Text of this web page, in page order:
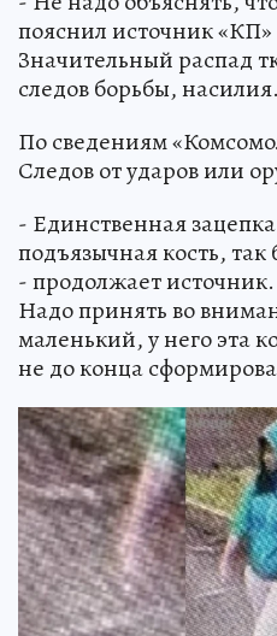
пояснил источник
Значительный распад
следов борьбы, насилия.
По сведениям
Следов от ударов или
- Единственная
подъязычная кость,
- продолжает
Надо принять во
маленький, у него эта
не до конца